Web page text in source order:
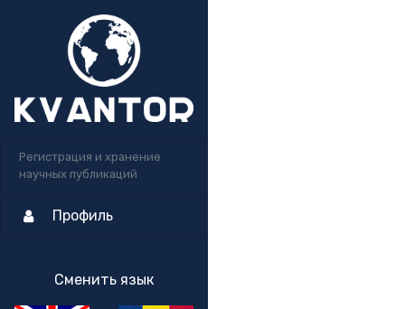
Регистрация и хранение
научных публикаций
Профиль
Сменить язык